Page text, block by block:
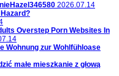
2026.07.14
Overstep Porn Websites In
Wohnung zur Wohlfühloase
małe mieszkanie z głową